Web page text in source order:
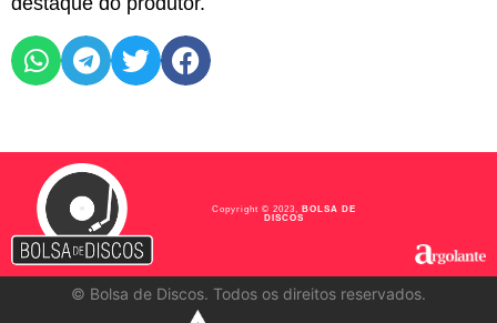
Copyright © 2023, BOLSA DE
DISCOS
© Bolsa de Discos. Todos os direitos reservados.